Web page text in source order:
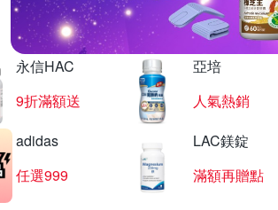
永信HAC
9折滿額送
亞培
人氣熱銷
adidas
任選999
LAC鎂錠
滿額再贈點